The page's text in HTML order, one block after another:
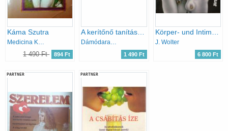
Káma Szutra
Medicina Kiadó
1 490 Ft 894 Ft
Dámódaragupta; Kaljánamalla
1 490 Ft
J. Wolter
6 800 Ft
PARTNER PARTNER